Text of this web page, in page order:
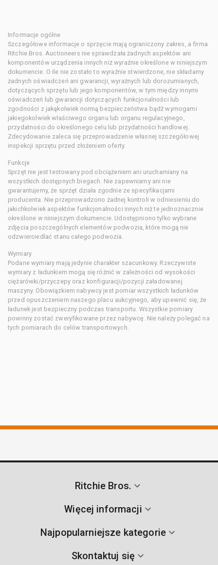
Informacje ogólne
Szczegółowe informacje o sprzęcie mają ograniczony zakres, a firma
Ritchie Bros. Auctioneers nie sprawdzała żadnych aspektów ani
komponentów urządzenia innych niż wyraźnie określone w niniejszym
dokumencie. O ile nie zostało to wyraźnie stwierdzone, nie składamy
żadnych oświadczeń ani gwarancji, wyraźnych lub dorozumianych,
dotyczących sprzętu lub jego komponentów, w tym między innymi
oświadczeń lub gwarancji dotyczących funkcjonalności lub
zgodności z jakąkolwiek normą bezpieczeństwa bądź wymogami
jakiegokolwiek właściwego organu lub organu regulacyjnego,
przydatności do określonego celu lub przydatności handlowej.
Zdecydowanie zaleca się przeprowadzenie własnej szczegółowej
inspekcji sprzętu przed złożeniem oferty.
Funkcje
Sprzęt nie jest testowany pod obciążeniem ani uruchamiany na
wszystkich dostępnych biegach. Nie zapewniamy ani nie
gwarantujemy, że sprzęt działa zgodnie ze specyfikacjami
producenta. Nie przeprowadzono żadnej kontroli w odniesieniu do
jakichkolwiek aspektów funkcjonalności innych niż te jednoznacznie
określone w niniejszym dokumencie. Udostępniono tylko wybrane
zdjęcia poszczególnych elementów podwozia, które mogą nie
odzwierciedlać stanu całego podwozia.
Wymiary
Podane wymiary mają jedynie charakter szacunkowy. Rzeczywiste
wymiary z ładunkiem mogą się różnić w zależności od wysokości
ciężarówki/przyczepy oraz konfiguracji/pozycji załadowanej
maszyny. Obowiązkiem nabywcy jest pomiar wszystkich ładunków
przed opuszczeniem naszego placu aukcyjnego, aby upewnić się, że
ładunek jest bezpieczny podczas transportu. Wszystkie pomiary
powinny zostać zweryfikowane przez nabywcę. Nie należy polegać na
tych pomiarach do celów transportowych.
Ritchie Bros.
Więcej informacji
Najpopularniejsze kategorie
Skontaktuj się